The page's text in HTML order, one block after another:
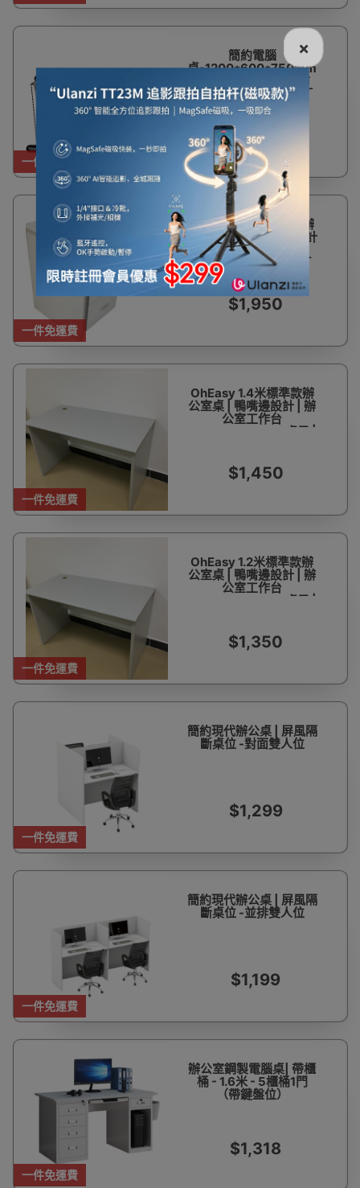
一件免運費
簡約電腦
桌-1200*600*750mm
雙人桌 | 學校適用 | 防
火/防污/防損 | 包送貨及
安裝
$1,200
一件免運費
OhEasy 1.4米標準款辦
公室桌帶櫃 | 鴨嘴邊設計
| 辦公室工作台
-140*70*75cm -桌子
+文件活動櫃 | 包安裝
$1,950
一件免運費
OhEasy 1.4米標準款辦
公室桌 | 鴨嘴邊設計 | 辦
公室工作台
-140*70*75cm -桌子 |
$1,450
一件免運費
OhEasy 1.2米標準款辦
公室桌 | 鴨嘴邊設計 | 辦
公室工作台
-120*60*75cm -桌子 |
$1,350
一件免運費
簡約現代辦公桌 | 屏風隔
斷桌位 -對面雙人位
$1,299
一件免運費
簡約現代辦公桌 | 屏風隔
斷桌位 -並排雙人位
$1,199
一件免運費
辦公室鋼製電腦桌| 帶櫃
桶 - 1.6米 - 5櫃桶1門
（帶鍵盤位）
$1,318
×